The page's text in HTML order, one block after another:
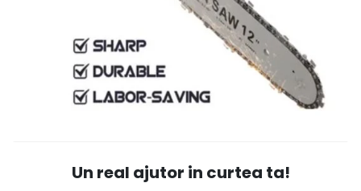
Un real ajutor in curtea ta!